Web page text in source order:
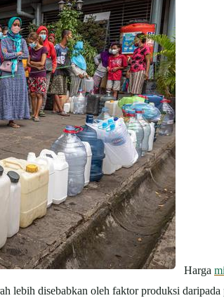
Harga
disebabkan oleh faktor produksi daripada